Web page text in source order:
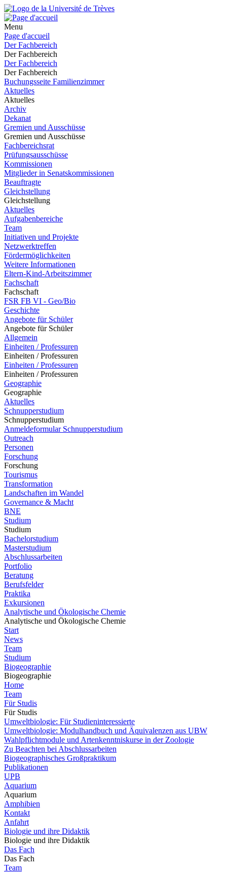
Menu
Page d'accueil
Der Fachbereich
Der Fachbereich
Der Fachbereich
Der Fachbereich
Buchungsseite Familienzimmer
Aktuelles
Aktuelles
Archiv
Dekanat
Gremien und Ausschüsse
Gremien und Ausschüsse
Fachbereichsrat
Prüfungsausschüsse
Kommissionen
Mitglieder in Senatskommissionen
Beauftragte
Gleichstellung
Gleichstellung
Aktuelles
Aufgabenbereiche
Team
Initiativen und Projekte
Netzwerktreffen
Fördermöglichkeiten
Weitere Informationen
Eltern-Kind-Arbeitszimmer
Fachschaft
Fachschaft
FSR FB VI - Geo/Bio
Geschichte
Angebote für Schüler
Angebote für Schüler
Allgemein
Einheiten / Professuren
Einheiten / Professuren
Einheiten / Professuren
Einheiten / Professuren
Geographie
Geographie
Aktuelles
Schnupperstudium
Schnupperstudium
Anmeldeformular Schnupperstudium
Outreach
Personen
Forschung
Forschung
Tourismus
Transformation
Landschaften im Wandel
Governance & Macht
BNE
Studium
Studium
Bachelorstudium
Masterstudium
Abschlussarbeiten
Portfolio
Beratung
Berufsfelder
Praktika
Exkursionen
Analytische und Ökologische Chemie
Analytische und Ökologische Chemie
Start
News
Team
Studium
Biogeographie
Biogeographie
Home
Team
Für Studis
Für Studis
Umweltbiologie: Für Studieninteressierte
Umweltbiologie: Modulhandbuch und Äquivalenzen aus UBW
Wahlpflichtmodule und Artenkenntniskurse in der Zoologie
Zu Beachten bei Abschlussarbeiten
Biogeographisches Großpraktikum
Publikationen
UPB
Aquarium
Aquarium
Amphibien
Kontakt
Anfahrt
Biologie und ihre Didaktik
Biologie und ihre Didaktik
Das Fach
Das Fach
Team